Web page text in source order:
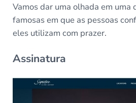
Vamos dar uma olhada em uma
famosas em que as pessoas
eles utilizam com prazer.
Assinatura